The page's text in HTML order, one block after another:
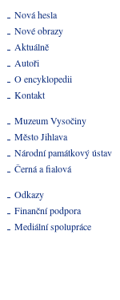
Nová hesla
Nové obrazy
Aktuálně
Autoři
O encyklopedii
Kontakt
Muzeum Vysočiny
Město Jihlava
Národní památkový ústav
Černá a fialová
Odkazy
Finanční podpora
Mediální spolupráce